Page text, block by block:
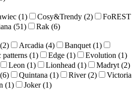
(1) Cosy&Trendy (2)
FoREST
(51) Rak (6)
2) Arcadia (4) Banquet (1)
patterns (1) Edge (1) Evolution (1)
Leon (1) Lionhead (1) Madryt (2)
6) Quintana (1) River (2)
Victoria
(1) Joker (1)